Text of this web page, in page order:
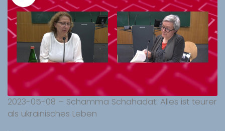
2023-05-08 – Schamma Schahadat: Alles ist teurer
als ukrainisches Leben